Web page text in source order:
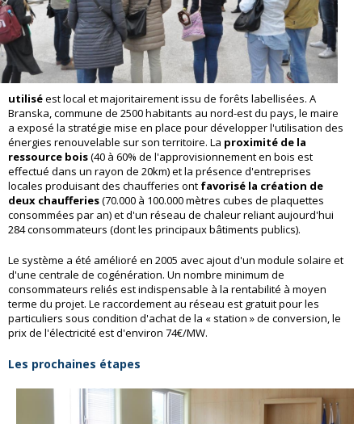
utiliséest local et majoritairement issu de forêts labellisées. A
Branska, commune de 2500 habitants au nord-est du pays, le maire
a exposé la stratégie mise en place pour développer l'utilisation des
énergies renouvelable sur son territoire. La proximité de la
ressource bois(40 à 60% de l'approvisionnement en bois est
effectué dans un rayon de 20km) et la présence d'entreprises
locales produisant des chaufferies ont favorisé la création de
deux chaufferies(70.000 à 100.000 mètres cubes de plaquettes
consommées par an) et d'un réseau de chaleur reliant aujourd'hui
284 consommateurs (dont les principaux bâtiments publics).
Le système a été amélioré en 2005 avec ajout d'un module solaire et
d'une centrale de cogénération. Un nombre minimum de
consommateurs reliés est indispensable à la rentabilité à moyen
terme du projet. Le raccordement au réseau est gratuit pour les
particuliers sous condition d'achat de la « station » de conversion, le
prix de l'électricité est d'environ 74€/MW.
Les prochaines étapes